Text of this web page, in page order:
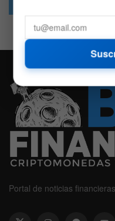
Portal de noticias